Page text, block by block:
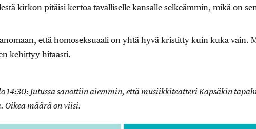
kirkon pitäisi kertoa tavalliselle kansalle selkeämmin, mikä on
että homoseksuaali on yhtä hyvä kristitty kuin kuka vain.
kehittyy hitaasti.
14:30: Jutussa sanottiin aiemmin, että musiikkiteatteri Kapsäkin
Oikea määrä on viisi.